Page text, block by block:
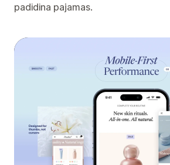
padidina pajamas.